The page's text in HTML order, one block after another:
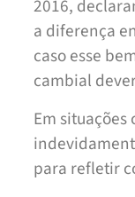
2016,
a diferença
caso esse
cambial
Em
para refletir